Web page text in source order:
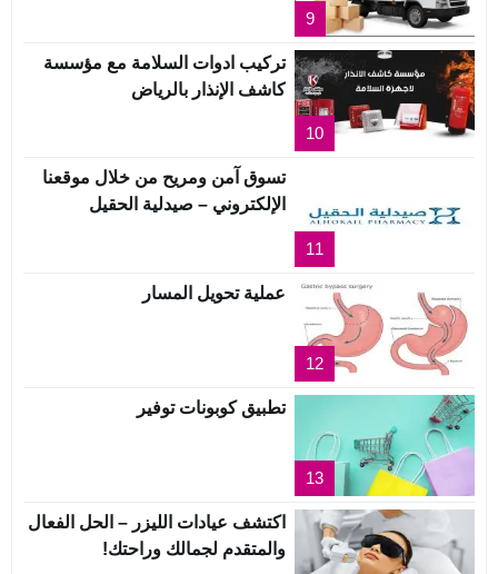
9
10
تركيب ادوات السلامة مع مؤسسة
كاشف الإنذار بالرياض
11
تسوق آمن ومريح من خلال موقعنا
الإلكتروني – صيدلية الحقيل
12
عملية تحويل المسار
13
تطبيق كوبونات توفير
اكتشف عيادات الليزر – الحل الفعال
والمتقدم لجمالك وراحتك!